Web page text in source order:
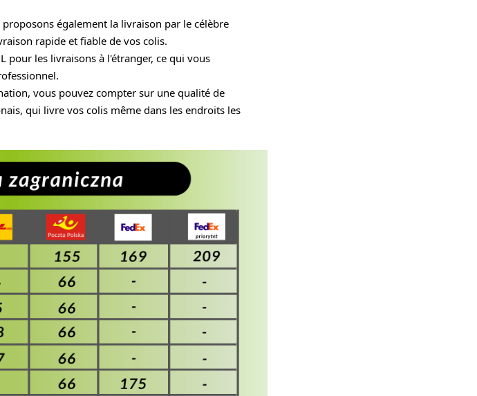
également la livraison par le célèbre
rapide et fiable de vos colis.
pour les livraisons à l'étranger, ce qui vous
vous pouvez compter sur une qualité de
qui livre vos colis même dans les endroits les